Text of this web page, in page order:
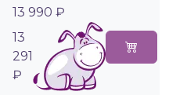
13 990 ₽
13
291
₽